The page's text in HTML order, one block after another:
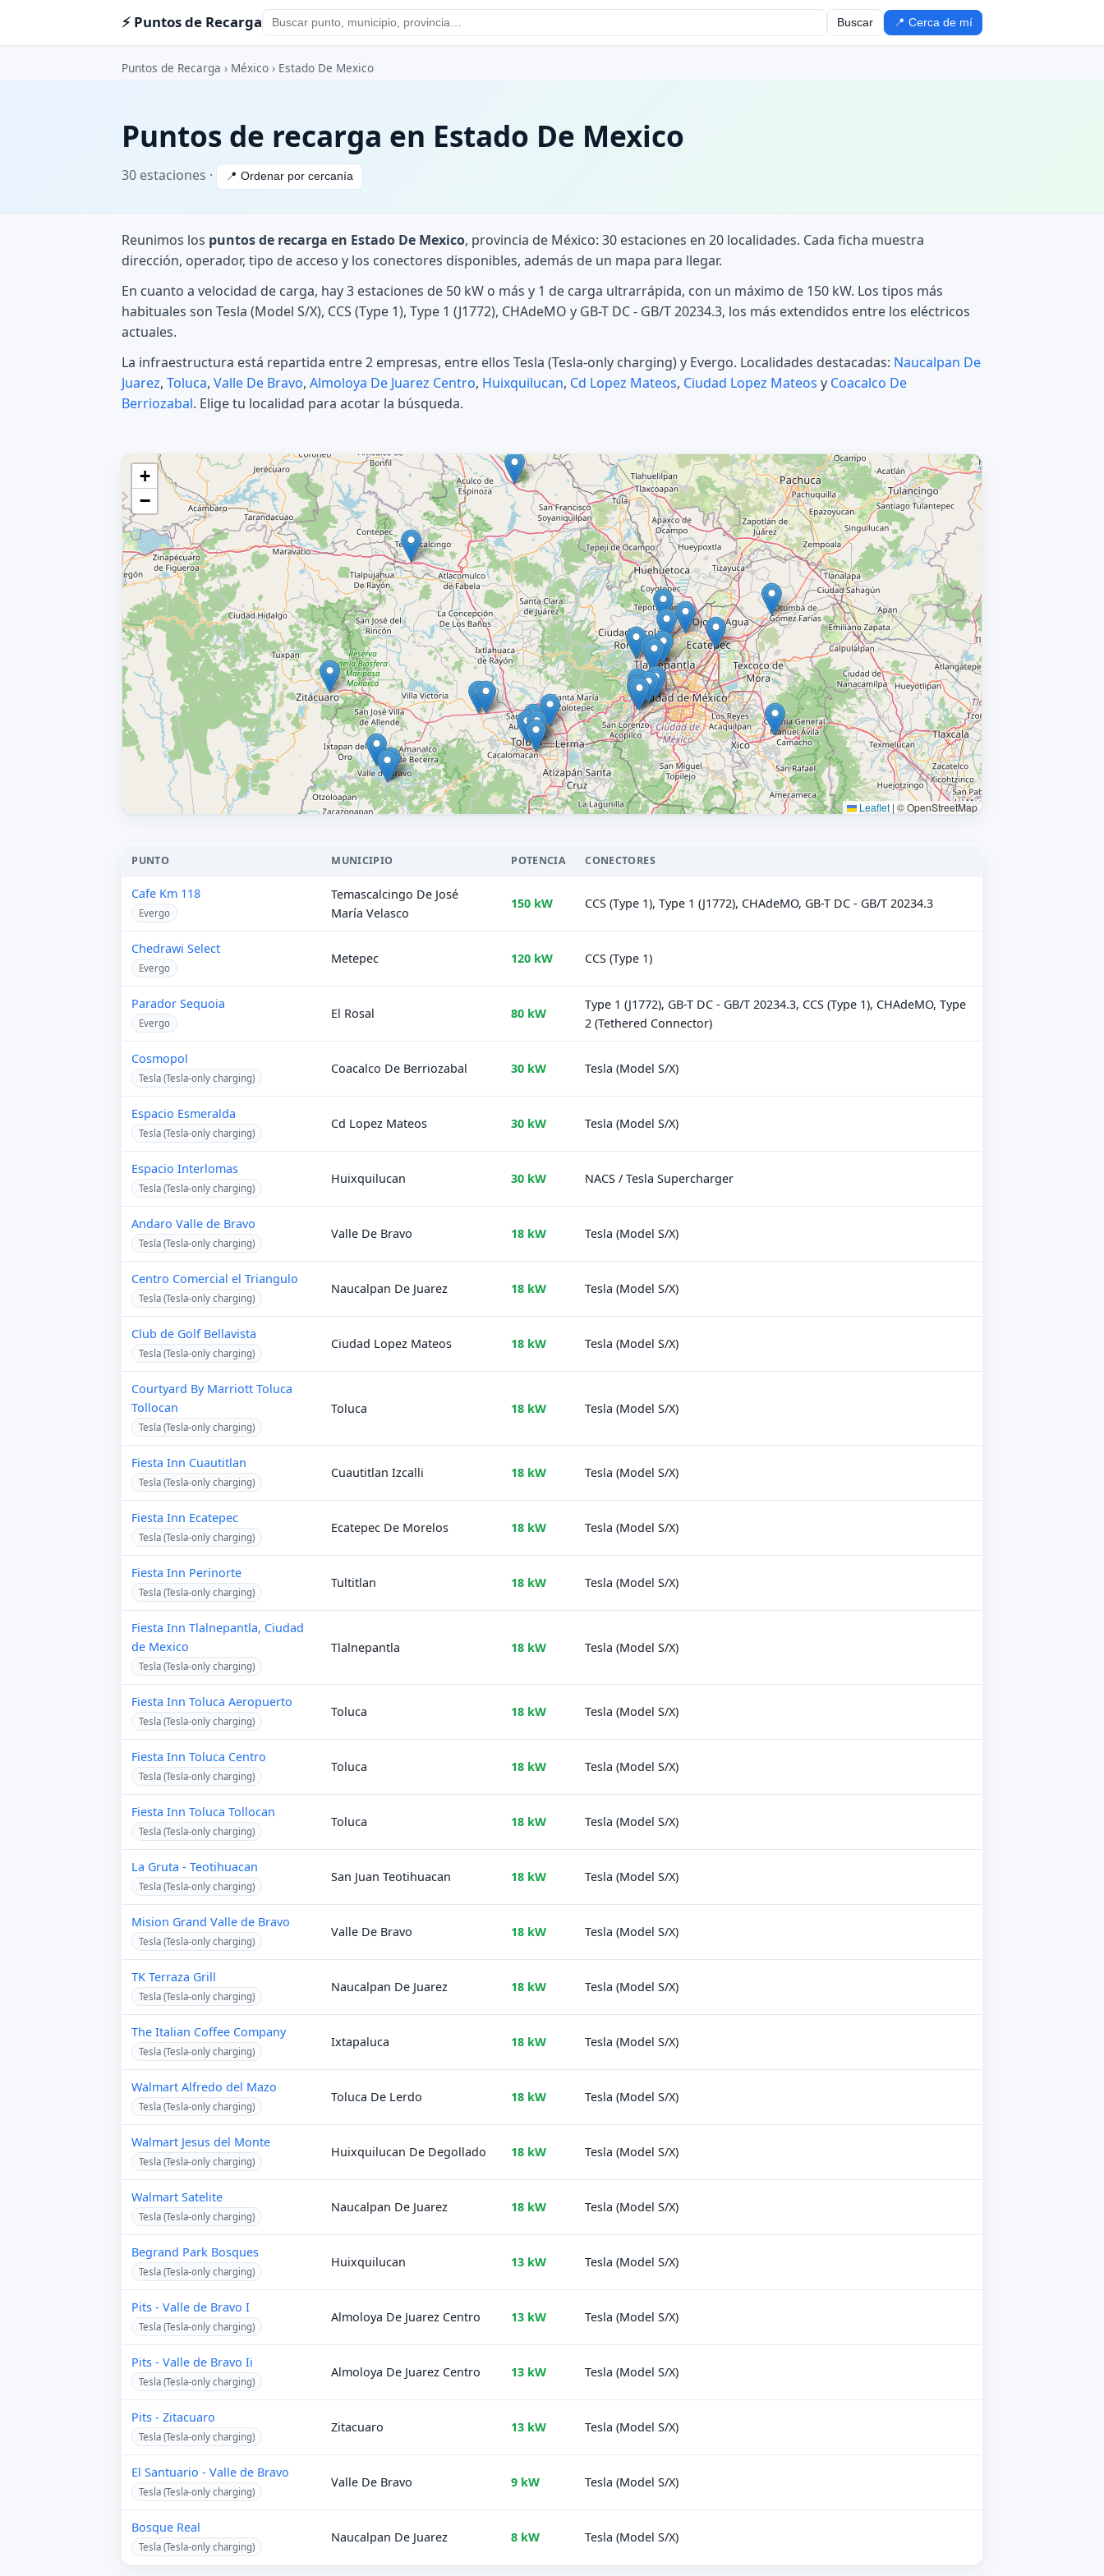
⚡ Puntos de Recarga Buscar 📍 Cerca de mí
Puntos de Recarga › México › Estado De Mexico
Puntos de recarga en Estado De Mexico
30 estaciones · 📍 Ordenar por cercanía
Reunimos los puntos de recarga en Estado De Mexico, provincia de México: 30 estaciones en 20 localidades. Cada ficha muestra
dirección, operador, tipo de acceso y los conectores disponibles, además de un mapa para llegar.
En cuanto a velocidad de carga, hay 3 estaciones de 50 kW o más y 1 de carga ultrarrápida, con un máximo de 150 kW. Los tipos más
habituales son Tesla (Model S/X), CCS (Type 1), Type 1 (J1772), CHAdeMO y GB-T DC - GB/T 20234.3, los más extendidos entre los eléctricos
actuales.
La infraestructura está repartida entre 2 empresas, entre ellos Tesla (Tesla-only charging) y Evergo. Localidades destacadas: Naucalpan De
Juarez, Toluca, Valle De Bravo, Almoloya De Juarez Centro, Huixquilucan, Cd Lopez Mateos, Ciudad Lopez Mateos y Coacalco De
Berriozabal. Elige tu localidad para acotar la búsqueda.
+
−
Leaflet | © OpenStreetMap
PUNTO MUNICIPIO POTENCIA CONECTORES
Cafe Km 118
Evergo
Temascalcingo De José
María Velasco
150 kW CCS (Type 1), Type 1 (J1772), CHAdeMO, GB-T DC - GB/T 20234.3
Chedrawi Select
Evergo
Metepec 120 kW CCS (Type 1)
Parador Sequoia
Evergo
El Rosal 80 kW
Type 1 (J1772), GB-T DC - GB/T 20234.3, CCS (Type 1), CHAdeMO, Type
2 (Tethered Connector)
Cosmopol
Tesla (Tesla-only charging)
Coacalco De Berriozabal 30 kW Tesla (Model S/X)
Espacio Esmeralda
Tesla (Tesla-only charging)
Cd Lopez Mateos 30 kW Tesla (Model S/X)
Espacio Interlomas
Tesla (Tesla-only charging)
Huixquilucan 30 kW NACS / Tesla Supercharger
Andaro Valle de Bravo
Tesla (Tesla-only charging)
Valle De Bravo 18 kW Tesla (Model S/X)
Centro Comercial el Triangulo
Tesla (Tesla-only charging)
Naucalpan De Juarez 18 kW Tesla (Model S/X)
Club de Golf Bellavista
Tesla (Tesla-only charging)
Ciudad Lopez Mateos 18 kW Tesla (Model S/X)
Courtyard By Marriott Toluca
Tollocan
Tesla (Tesla-only charging)
Toluca 18 kW Tesla (Model S/X)
Fiesta Inn Cuautitlan
Tesla (Tesla-only charging)
Cuautitlan Izcalli 18 kW Tesla (Model S/X)
Fiesta Inn Ecatepec
Tesla (Tesla-only charging)
Ecatepec De Morelos 18 kW Tesla (Model S/X)
Fiesta Inn Perinorte
Tesla (Tesla-only charging)
Tultitlan 18 kW Tesla (Model S/X)
Fiesta Inn Tlalnepantla, Ciudad
de Mexico
Tesla (Tesla-only charging)
Tlalnepantla 18 kW Tesla (Model S/X)
Fiesta Inn Toluca Aeropuerto
Tesla (Tesla-only charging)
Toluca 18 kW Tesla (Model S/X)
Fiesta Inn Toluca Centro
Tesla (Tesla-only charging)
Toluca 18 kW Tesla (Model S/X)
Fiesta Inn Toluca Tollocan
Tesla (Tesla-only charging)
Toluca 18 kW Tesla (Model S/X)
La Gruta - Teotihuacan
Tesla (Tesla-only charging)
San Juan Teotihuacan 18 kW Tesla (Model S/X)
Mision Grand Valle de Bravo
Tesla (Tesla-only charging)
Valle De Bravo 18 kW Tesla (Model S/X)
TK Terraza Grill
Tesla (Tesla-only charging)
Naucalpan De Juarez 18 kW Tesla (Model S/X)
The Italian Coffee Company
Tesla (Tesla-only charging)
Ixtapaluca 18 kW Tesla (Model S/X)
Walmart Alfredo del Mazo
Tesla (Tesla-only charging)
Toluca De Lerdo 18 kW Tesla (Model S/X)
Walmart Jesus del Monte
Tesla (Tesla-only charging)
Huixquilucan De Degollado 18 kW Tesla (Model S/X)
Walmart Satelite
Tesla (Tesla-only charging)
Naucalpan De Juarez 18 kW Tesla (Model S/X)
Begrand Park Bosques
Tesla (Tesla-only charging)
Huixquilucan 13 kW Tesla (Model S/X)
Pits - Valle de Bravo I
Tesla (Tesla-only charging)
Almoloya De Juarez Centro 13 kW Tesla (Model S/X)
Pits - Valle de Bravo Ii
Tesla (Tesla-only charging)
Almoloya De Juarez Centro 13 kW Tesla (Model S/X)
Pits - Zitacuaro
Tesla (Tesla-only charging)
Zitacuaro 13 kW Tesla (Model S/X)
El Santuario - Valle de Bravo
Tesla (Tesla-only charging)
Valle De Bravo 9 kW Tesla (Model S/X)
Bosque Real
Tesla (Tesla-only charging)
Naucalpan De Juarez 8 kW Tesla (Model S/X)